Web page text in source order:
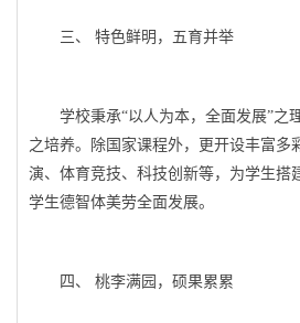
三、 特色鲜明，五育并举
学校秉承“以人为本，全面发展”之
之培养。除国家课程外，更开设丰富多
演、体育竞技、科技创新等，为学生搭
学生德智体美劳全面发展。
四、 桃李满园，硕果累累